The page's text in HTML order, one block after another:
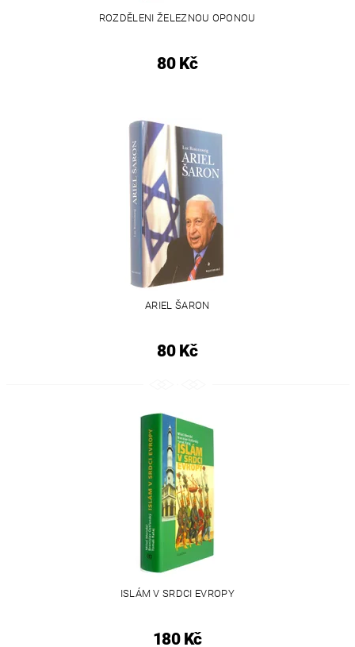
ROZDĚLENI ŽELEZNOU OPONOU
80 Kč
ARIEL ŠARON
80 Kč
ISLÁM V SRDCI EVROPY
180 Kč